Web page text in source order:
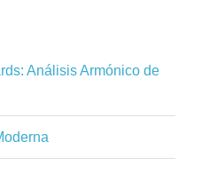
Análisis Armónico de